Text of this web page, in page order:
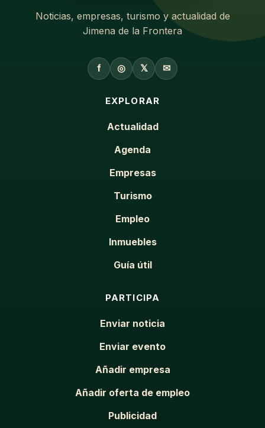
Noticias, empresas, turismo y actualidad de
Jimena de la Frontera
f ◎ 𝕏 ✉
EXPLORAR
Actualidad
Agenda
Empresas
Turismo
Empleo
Inmuebles
Guía útil
PARTICIPA
Enviar noticia
Enviar evento
Añadir empresa
Añadir oferta de empleo
Publicidad